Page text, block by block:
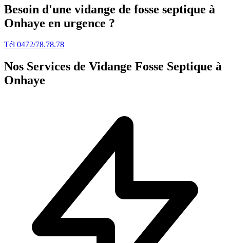
Besoin d'une vidange de fosse septique à
Onhaye en urgence ?
Tél 0472/78.78.78
Nos Services de Vidange Fosse Septique à
Onhaye